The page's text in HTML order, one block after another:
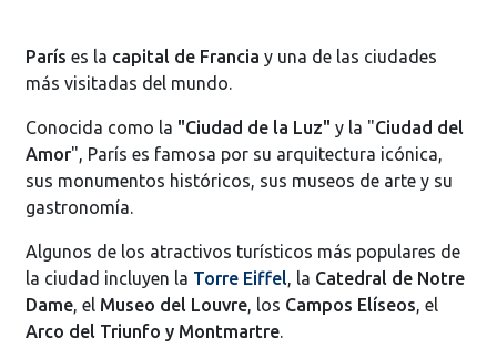
París es la capital de Francia y una de las ciudades
más visitadas del mundo.
Conocida como la "Ciudad de la Luz" y la "Ciudad del
Amor", París es famosa por su arquitectura icónica,
sus monumentos históricos, sus museos de arte y su
gastronomía.
Algunos de los atractivos turísticos más populares de
la ciudad incluyen la Torre Eiffel, la Catedral de Notre
Dame, el Museo del Louvre, los Campos Elíseos, el
Arco del Triunfo y Montmartre.